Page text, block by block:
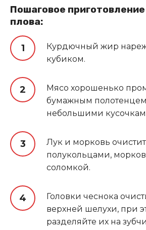
Пошаговое
плова:
Курдючный жир
кубиком.
Мясо хорошенько
бумажным полотенцем
небольшими
Лук и морковь
полукольцами,
соломкой.
Головки чеснока
верхней шелухи, при
разделяйте их на